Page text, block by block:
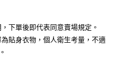
下單後即代表同意賣場規定。
貼身衣物，個人衛生考量，不適